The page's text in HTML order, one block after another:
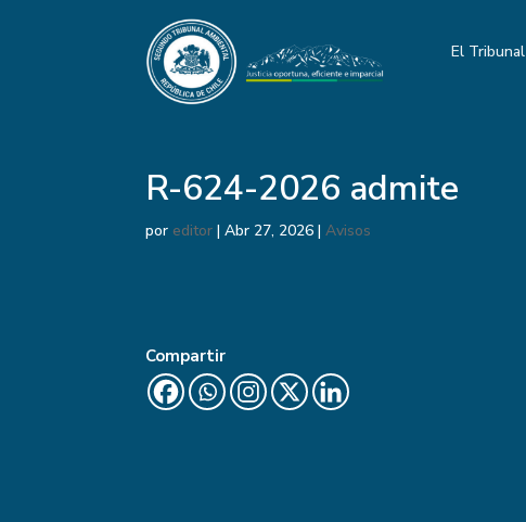
El Tribunal
R-624-2026 admite
por editor |Abr 27, 2026 |Avisos
Compartir